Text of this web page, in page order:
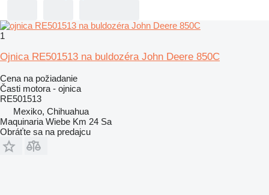
1
Ojnica RE501513 na buldozéra John Deere 850C
Cena na požiadanie
Časti motora - ojnica
RE501513
Mexiko, Chihuahua
Maquinaria Wiebe Km 24 Sa
Obráťte sa na predajcu